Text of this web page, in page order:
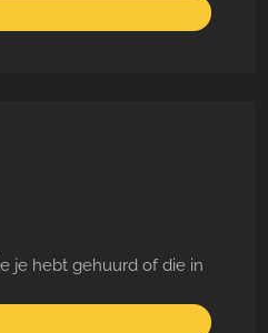
je hebt gehuurd of die in